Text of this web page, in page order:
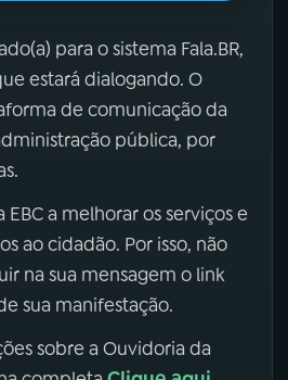
para o sistema Fala.BR,
estará dialogando. O
de comunicação da
pública, por
a melhorar os serviços e
ao cidadão. Por isso, não
na sua mensagem o link
sua manifestação.
sobre a Ouvidoria da